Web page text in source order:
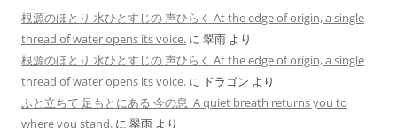
根源のほとり 水ひとすじの 声ひらく At the edge of origin, a single
thread of water opens its voice. に 翠雨 より
根源のほとり 水ひとすじの 声ひらく At the edge of origin, a single
thread of water opens its voice. に ドラゴン より
ふと立ちて 足もとにある 今の息 A quiet breath returns you to
where you stand. に 翠雨 より